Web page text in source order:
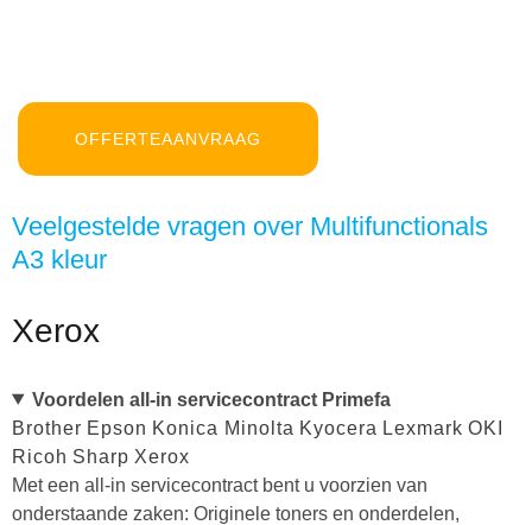
OFFERTEAANVRAAG
Veelgestelde vragen over Multifunctionals
A3 kleur
Xerox
Voordelen all-in servicecontract Primefa
Brother Epson Konica Minolta Kyocera Lexmark OKI
Ricoh Sharp Xerox
Met een all-in servicecontract bent u voorzien van
onderstaande zaken: Originele toners en onderdelen,